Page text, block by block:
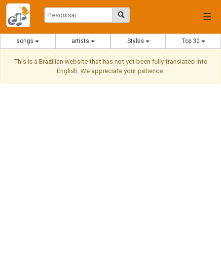
☰
songs artists Styles Top 30
This is a Brazilian website that has not yet been fully translated into
English. We appreciate your patience.